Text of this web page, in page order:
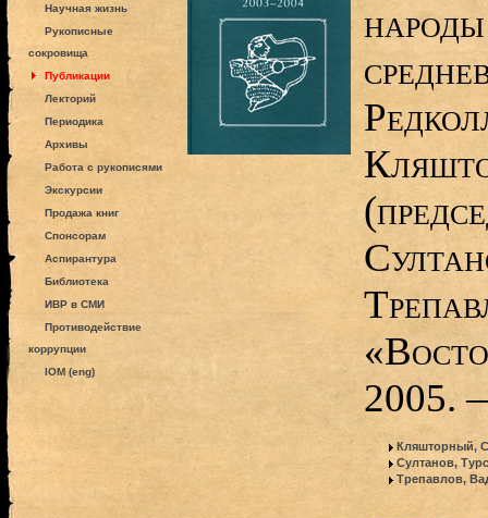
Научная жизнь
Рукописные
сокровища
Публикации
Лекторий
Периодика
Архивы
Работа с рукописями
Экскурсии
Продажа книг
Спонсорам
Аспирантура
Библиотека
ИВР в СМИ
Противодействие
коррупции
IOM (eng)
2005.
Кляшторный,
Султанов,
Трепавлов,